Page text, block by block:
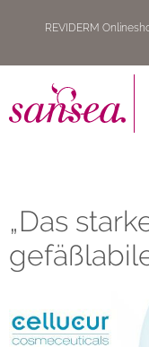
REVIDERM
sansea
–
für
schöne
und
„Das